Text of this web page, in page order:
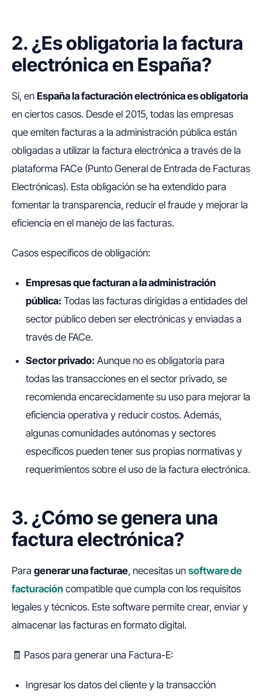
2. ¿Es obligatoria la factura
electrónica en España?
Sí, en España la facturación electrónica es obligatoria
en ciertos casos. Desde el 2015, todas las empresas
que emiten facturas a la administración pública están
obligadas a utilizar la factura electrónica a través de la
plataforma FACe (Punto General de Entrada de Facturas
Electrónicas). Esta obligación se ha extendido para
fomentar la transparencia, reducir el fraude y mejorar la
eficiencia en el manejo de las facturas.
Casos específicos de obligación:
Empresas que facturan a la administración
pública: Todas las facturas dirigidas a entidades del
sector público deben ser electrónicas y enviadas a
través de FACe.
Sector privado: Aunque no es obligatoria para
todas las transacciones en el sector privado, se
recomienda encarecidamente su uso para mejorar la
eficiencia operativa y reducir costos. Además,
algunas comunidades autónomas y sectores
específicos pueden tener sus propias normativas y
requerimientos sobre el uso de la factura electrónica.
3. ¿Cómo se genera una
factura electrónica?
Para generar una facturae, necesitas un software de
facturación compatible que cumpla con los requisitos
legales y técnicos. Este software permite crear, enviar y
almacenar las facturas en formato digital.
🧾 Pasos para generar una Factura-E:
Ingresar los datos del cliente y la transacción